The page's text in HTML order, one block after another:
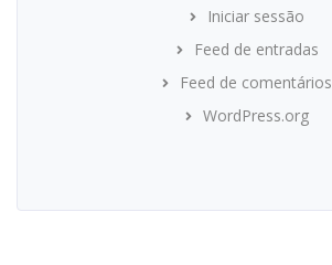
Iniciar sessão
Feed de entradas
Feed de comentários
WordPress.org